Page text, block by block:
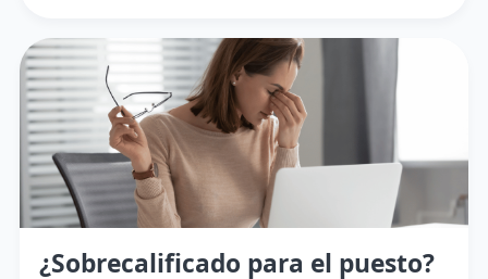
¿Sobrecalificado para el puesto?